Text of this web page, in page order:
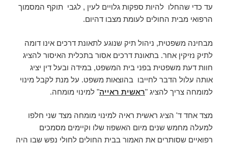
עד כדי שהחלו להיות ספקות גלויים לעין , לגבי תוקף המסמוך
הרפואי מבית החולים לעומת מצבו דהיום.
מבחינה משפטית, ניהול תיק שנוגע לתאונת דרכים אינו דומה
לתיק נזיקין אחר. בתאונת דרכים אסור בתכלית האיסור להציג
חוות דעת משפטית בפני בית המשפט, במידה ובעל דין יציג
אותה עלול הדבר לחייבו בהוצאות משפט. על מנת לקבל מינוי
למומחה צריך להציג "ראשית ראייה" למינוי מומחה.
מצד אחד ד' הציג ראשית ראיה למינוי מומחה מצד שני חלפו
למעלה מחמש שנים מיום האשפוז שלו וקיימים מסמכים
רפואיים שסותרים את האמור בבית החולים לחולי נפש שבו היה